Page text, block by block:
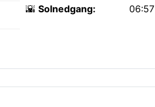
🌇 Solnedgang: